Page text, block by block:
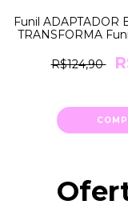
Funil ADAPTADOR
TRANSFORMA
R$124,90